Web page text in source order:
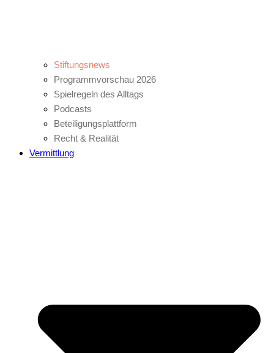
Stiftungsnews
Programmvorschau 2026
Spielregeln des Alltags
Podcasts
Beteiligungsplattform
Recht & Realität
Vermittlung